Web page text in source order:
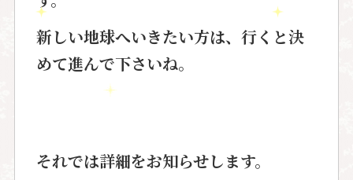
新しい地球へいきたい方は、行くと決
めて進んで下さいね。
それでは詳細をお知らせします。